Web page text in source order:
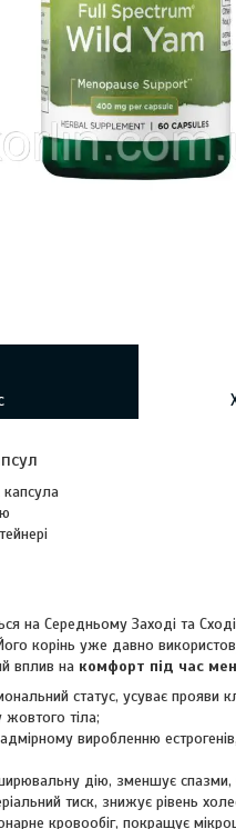
капсула
на Середньому Заході та
корінь уже давно
вплив на комфорт під час
статус, усуває прояви
жовтого тіла;
виробленню
дію, зменшує
тиск, знижує рівень
кровообіг, покращує